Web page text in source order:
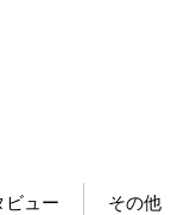
ビュー その他